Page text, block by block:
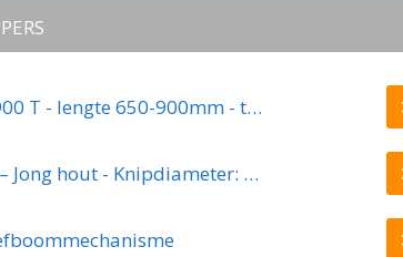
WOLF-Garten Takkenschaar POWER CUT RR*** 900 T - lengte 650-900mm - telescoop - aluminium hefboomarmen - 4x meer kracht - messpanning instelbaar
Kreator KRTGR4003 Telescopische takkenschaar – Jong hout - Knipdiameter: Ø34 mm